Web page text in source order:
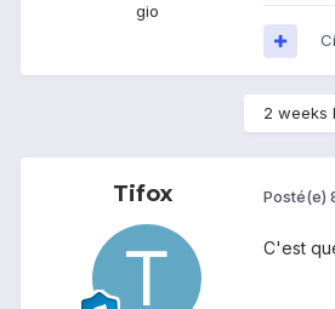
gio
2 weeks
Tifox Posté(e)
C'est